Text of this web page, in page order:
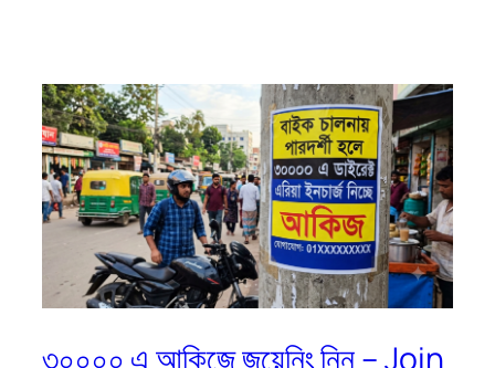
৩০০০০ এ আকিজে জয়েনিং নিন – Join